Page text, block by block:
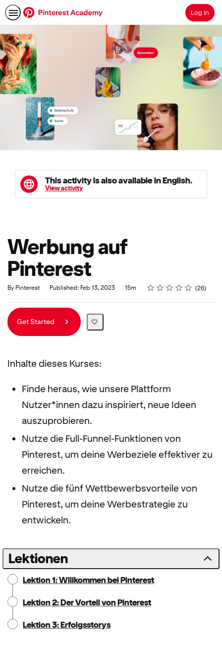
SearchLog In
This activity is also available in English.
View activity
Werbung auf
Pinterest
By Pinterest Published: Feb 13, 2023
Duration 15m Rating
1 star
2 stars
3 stars
4 stars
5 stars
Average rating: 4.7 26
26 reviews
Get Started
Inhalte dieses Kurses:
Finde heraus, wie unsere Plattform
Nutzer*innen dazu inspiriert, neue Ideen
auszuprobieren.
Nutze die Full-Funnel-Funktionen von
Pinterest, um deine Werbeziele effektiver zu
erreichen.
Nutze die fünf Wettbewerbsvorteile von
Pinterest, um deine Werbestrategie zu
entwickeln.
Lektionen
Lektion 1: Willkommen bei Pinterest
Lektion 2: Der Vorteil von Pinterest
Lektion 3: Erfolgsstorys